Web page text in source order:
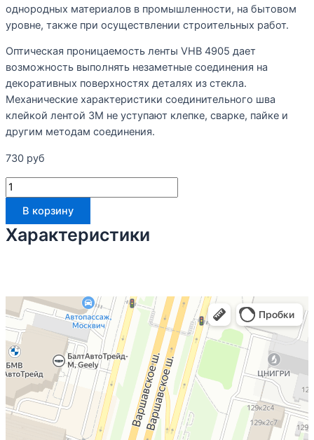
однородных материалов в промышленности, на бытовом
уровне, также при осуществлении строительных работ.
Оптическая проницаемость ленты VHB 4905 дает
возможность выполнять незаметные соединения на
декоративных поверхностях деталях из стекла.
Механические характеристики соединительного шва
клейкой лентой ЗМ не уступают клепке, сварке, пайке и
другим методам соединения.
730 руб
В корзину
Характеристики